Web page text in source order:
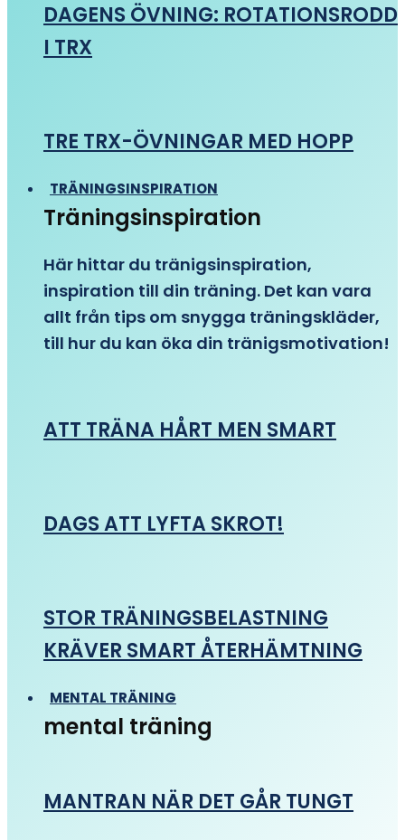
DAGENS ÖVNING: ROTATIONSRODD
I TRX
TRE TRX-ÖVNINGAR MED HOPP
TRÄNINGSINSPIRATION
Träningsinspiration
Här hittar du tränigsinspiration,
inspiration till din träning. Det kan vara
allt från tips om snygga träningskläder,
till hur du kan öka din tränigsmotivation!
ATT TRÄNA HÅRT MEN SMART
DAGS ATT LYFTA SKROT!
STOR TRÄNINGSBELASTNING
KRÄVER SMART ÅTERHÄMTNING
MENTAL TRÄNING
mental träning
MANTRAN NÄR DET GÅR TUNGT